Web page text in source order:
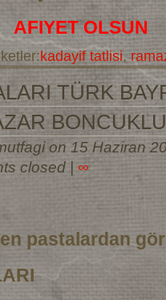
AFIYET OLSUN
kadayif tatlisi,
TÜRK
on 15 Haziran
closed| ∞
pastalardan